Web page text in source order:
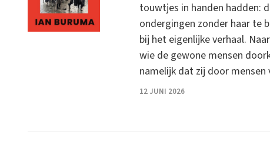
touwtjes in handen hadden:
ondergingen zonder haar te
bij het eigenlijke verhaal.
wie de gewone mensen
namelijk dat zij door
12 JUNI 2026